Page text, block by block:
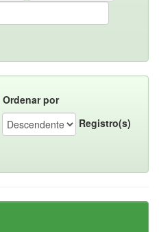
Ordenar por
Registro(s)